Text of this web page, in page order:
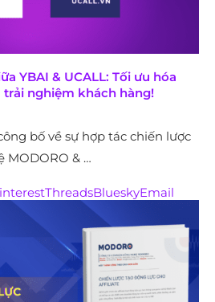
YBAI & UCALL: Tối ưu hóa
nghiệm khách hàng!
bố về sự hợp tác chiến lược
MODORO & …
ThreadsBlueskyEmail